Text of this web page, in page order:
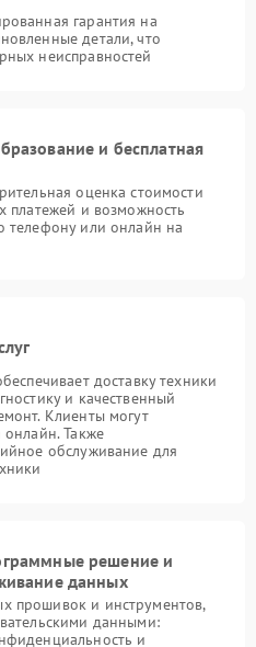
гарантия на
детали, что
неисправностей
и бесплатная
оценка стоимости
платежей и возможность
телефону или онлайн на
доставку техники
и качественный
Клиенты могут
онлайн. Также
обслуживание для
решение и
данных
прошивок и инструментов,
данными:
и